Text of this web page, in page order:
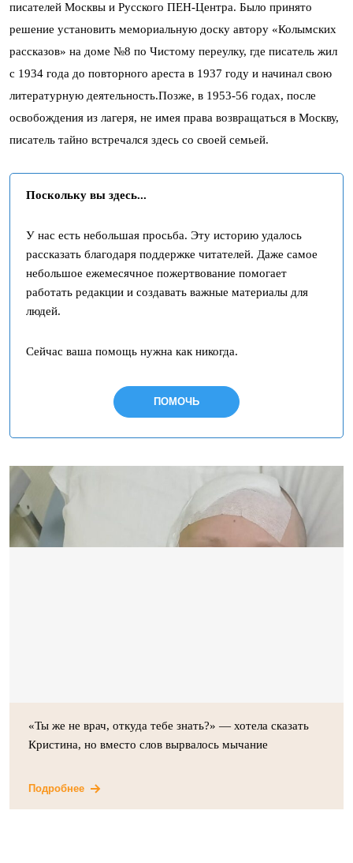
писателей Москвы и Русского ПЕН-Центра. Было принято
решение установить мемориальную доску автору «Колымских
рассказов» на доме №8 по Чистому переулку, где писатель жил
с 1934 года до повторного ареста в 1937 году и начинал свою
литературную деятельность.Позже, в 1953-56 годах, после
освобождения из лагеря, не имея права возвращаться в Москву,
писатель тайно встречался здесь со своей семьей.
Поскольку вы здесь...
У нас есть небольшая просьба. Эту историю удалось
рассказать благодаря поддержке читателей. Даже самое
небольшое ежемесячное пожертвование помогает
работать редакции и создавать важные материалы для
людей.
Сейчас ваша помощь нужна как никогда.
ПОМОЧЬ
«Ты же не врач, откуда тебе знать?» — хотела сказать
Кристина, но вместо слов вырвалось мычание
Подробнее